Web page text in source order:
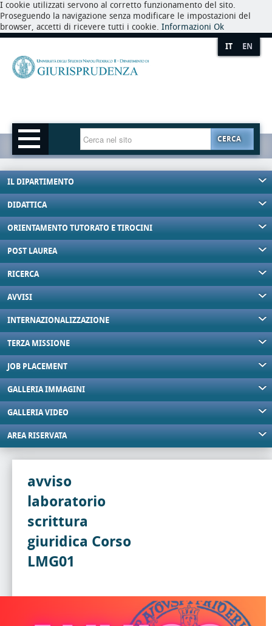
I cookie utilizzati servono al corretto funzionamento del sito.
Proseguendo la navigazione senza modificare le impostazioni del
browser, accetti di ricevere tutti i cookie. Informazioni Ok
IT EN
CERCA
IL DIPARTIMENTO
DIDATTICA
ORIENTAMENTO TUTORATO E TIROCINI
POST LAUREA
RICERCA
AVVISI
INTERNAZIONALIZZAZIONE
TERZA MISSIONE
JOB PLACEMENT
GALLERIA IMMAGINI
GALLERIA VIDEO
AREA RISERVATA
avviso
laboratorio
scrittura
giuridica Corso
LMG01